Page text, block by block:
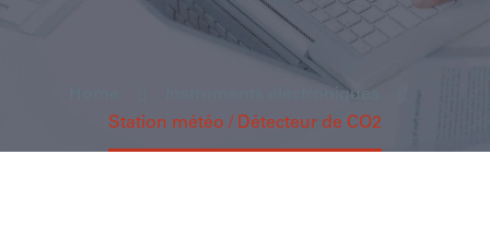
Instruments électroniques
Station météo / Détecteur de CO2